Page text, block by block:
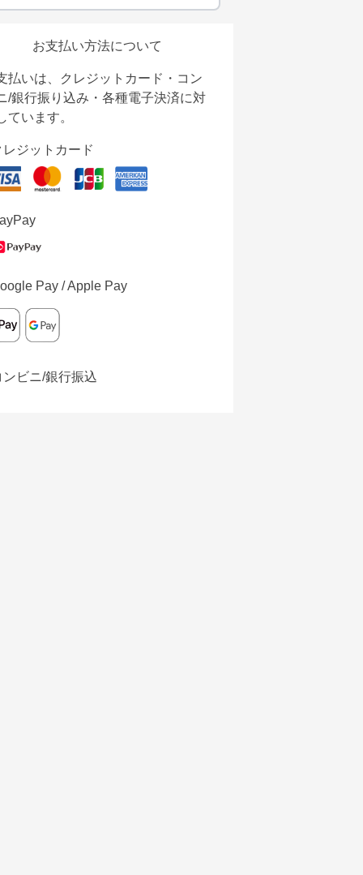
お支払い方法について
払いは、クレジットカード・コン
/銀行振り込み・各種電子決済に対
ています。
レジットカード
Pay / Apple Pay
ンビニ/銀行振込